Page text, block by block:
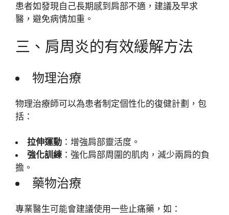
患者如發現自己長期感到肩部不適，建議及早求
醫，避免病情加重。
三、肩周炎的有效緩解方法
物理治療
物理治療師可以為患者制定個性化的復健計劃，包
括：
拉伸運動 ：增強肩部靈活度。
強化訓練 ：強化肩部周圍的肌肉，減少兩肩的負
擔。
藥物治療
專業醫生可能會建議使用一些止痛藥，如：